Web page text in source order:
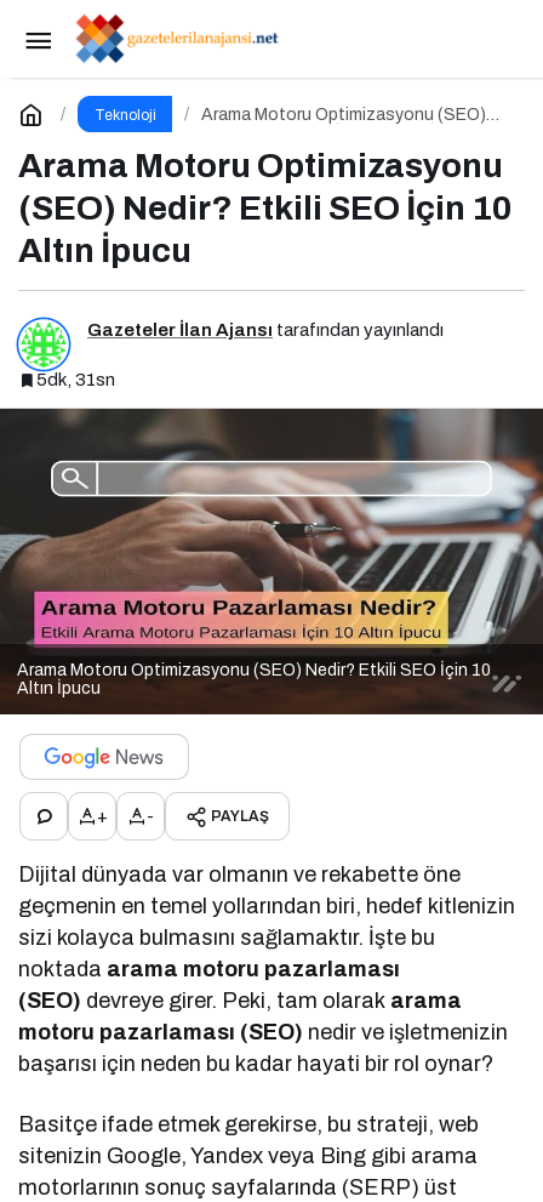
Teknoloji
Arama Motoru Optimizasyonu (SEO)
Arama Motoru Optimizasyonu
(SEO) Nedir? Etkili SEO İçin 10
Altın İpucu
Gazeteler İlan Ajansı tarafından yayınlandı
5dk, 31sn
Arama Motoru Optimizasyonu (SEO) Nedir? Etkili SEO İçin 10
Altın İpucu
+ - PAYLAŞ
Dijital dünyada var olmanın ve rekabette öne
geçmenin en temel yollarından biri, hedef kitlenizin
sizi kolayca bulmasını sağlamaktır. İşte bu
noktada arama motoru pazarlaması
(SEO) devreye girer. Peki, tam olarak arama
motoru pazarlaması (SEO) nedir ve işletmenizin
başarısı için neden bu kadar hayati bir rol oynar?
Basitçe ifade etmek gerekirse, bu strateji, web
sitenizin Google, Yandex veya Bing gibi arama
motorlarının sonuç sayfalarında (SERP) üst
Sosyal Medya Yönetimi Nedir? Etkili Sosyal
Medya Yönetimi İçin 10 Altın İpucu
Yorum Yap